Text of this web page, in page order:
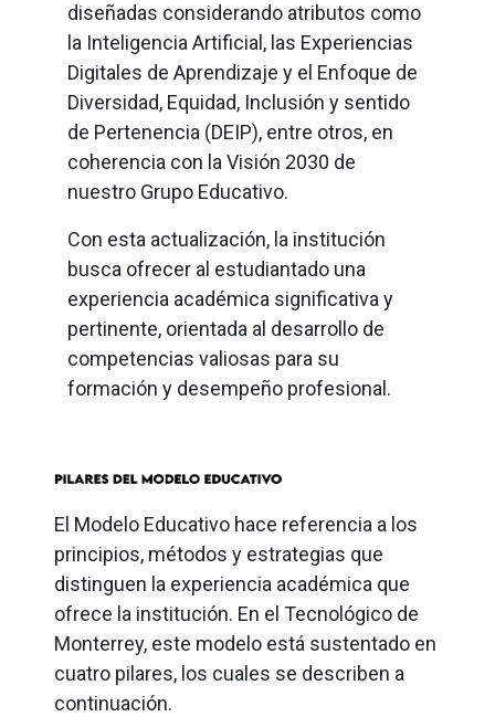
diseñadas considerando atributos como
la Inteligencia Artificial, las Experiencias
Digitales de Aprendizaje y el Enfoque de
Diversidad, Equidad, Inclusión y sentido
de Pertenencia (DEIP), entre otros, en
coherencia con la Visión 2030 de
nuestro Grupo Educativo.
Con esta actualización, la institución
busca ofrecer al estudiantado una
experiencia académica significativa y
pertinente, orientada al desarrollo de
competencias valiosas para su
formación y desempeño profesional.
El Modelo Educativo hace referencia a los
principios, métodos y estrategias que
distinguen la experiencia académica que
ofrece la institución. En el Tecnológico de
Monterrey, este modelo está sustentado en
cuatro pilares, los cuales se describen a
continuación.